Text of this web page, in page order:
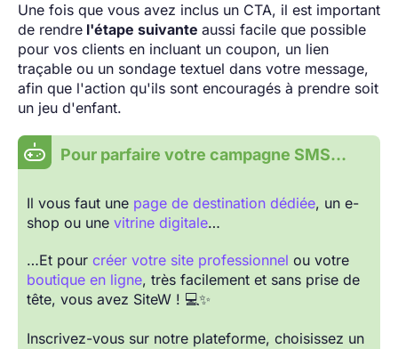
Une fois que vous avez inclus un CTA, il est important
de rendre l'étape suivante aussi facile que possible
pour vos clients en incluant un coupon, un lien
traçable ou un sondage textuel dans votre message,
afin que l'action qu'ils sont encouragés à prendre soit
un jeu d'enfant.
Pour parfaire votre campagne SMS…
Il vous faut une page de destination dédiée, un e-
shop ou une vitrine digitale…
…Et pour créer votre site professionnel ou votre
boutique en ligne, très facilement et sans prise de
tête, vous avez SiteW ! 💻✨
Inscrivez-vous sur notre plateforme, choisissez un